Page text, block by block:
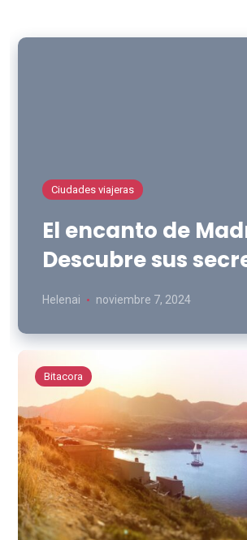
Ciudades viajeras
El encanto de
Descubre sus
Helenai noviembre 7, 2024
Bitacora